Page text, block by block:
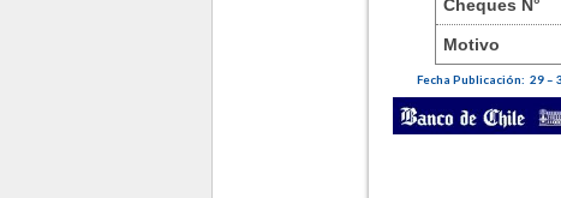
Cheques N°
Motivo
Fecha Publicación: 29 –